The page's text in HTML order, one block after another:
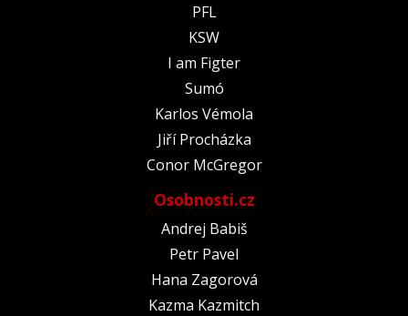
PFL
KSW
I am Figter
Sumó
Karlos Vémola
Jiří Procházka
Conor McGregor
Osobnosti.cz
Andrej Babiš
Petr Pavel
Hana Zagorová
Kazma Kazmitch